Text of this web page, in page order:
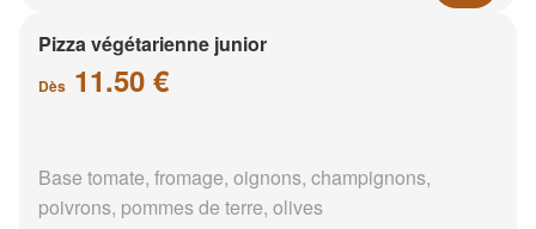
Pizza végétarienne junior
Dès 11.50 €
Base tomate, fromage, oignons, champignons,
poivrons, pommes de terre, olives